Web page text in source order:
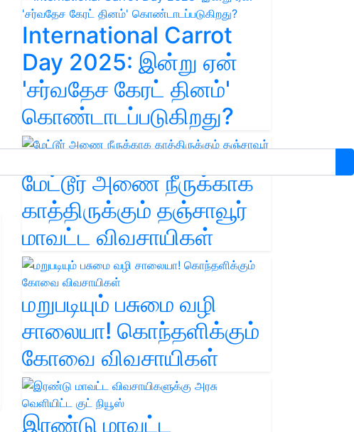
International Carrot
Day 2025: இன்று ஏன்
'சர்வதேச கேரட் தினம்'
கொண்டாடப்படுகிறது?
மேட்டூர் அணை நீருக்காக
காத்திருக்கும் தஞ்சாவூர்
மாவட்ட விவசாயிகள்
மறுபடியும் பசுமை வழி
சாலையா! கொந்தளிக்கும்
கோவை விவசாயிகள்
இரண்டு மாவட்ட